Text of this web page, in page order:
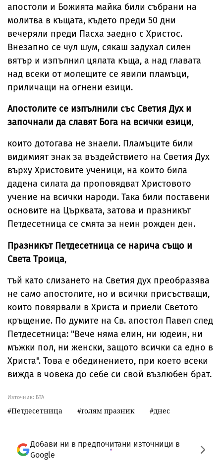
апостоли и Божията майка били събрани на
молитва в къщата, където преди 50 дни
вечеряли преди Пасха заедно с Христос.
Внезапно се чул шум, сякаш задухал силен
вятър и изпълнил цялата къща, а над главата
над всеки от молещите се явили пламъци,
приличащи на огнени езици.
Апостолите се изпълнили със Светия Дух и
започнали да славят Бога на всички езици,
които дотогава не знаели. Пламъците били
видимият знак за въздействието на Светия Дух
върху Христовите ученици, на които била
дадена силата да проповядват Христовото
учение на всички народи. Така били поставени
основите на Църквата, затова и празникът
Петдесетница се смята за неин рожден ден.
Празникът Петдесетница се нарича също и
Света Троица,
тъй като слизането на Светия дух преобразява
не само апостолите, но и всички присъстващи,
които повярвали в Христа и приели Светото
кръщение. По думите на Св. апостол Павел след
Петдесетница: "Вече няма елин, ни юдеин, ни
мъжки пол, ни женски, защото всички са едно в
Христа". Това е обединението, при което всеки
вижда в човека до себе си свой възлюбен брат.
Източник: БТА
Петдесетница голям празник днес
Добави ни в предпочитани източници в
Google